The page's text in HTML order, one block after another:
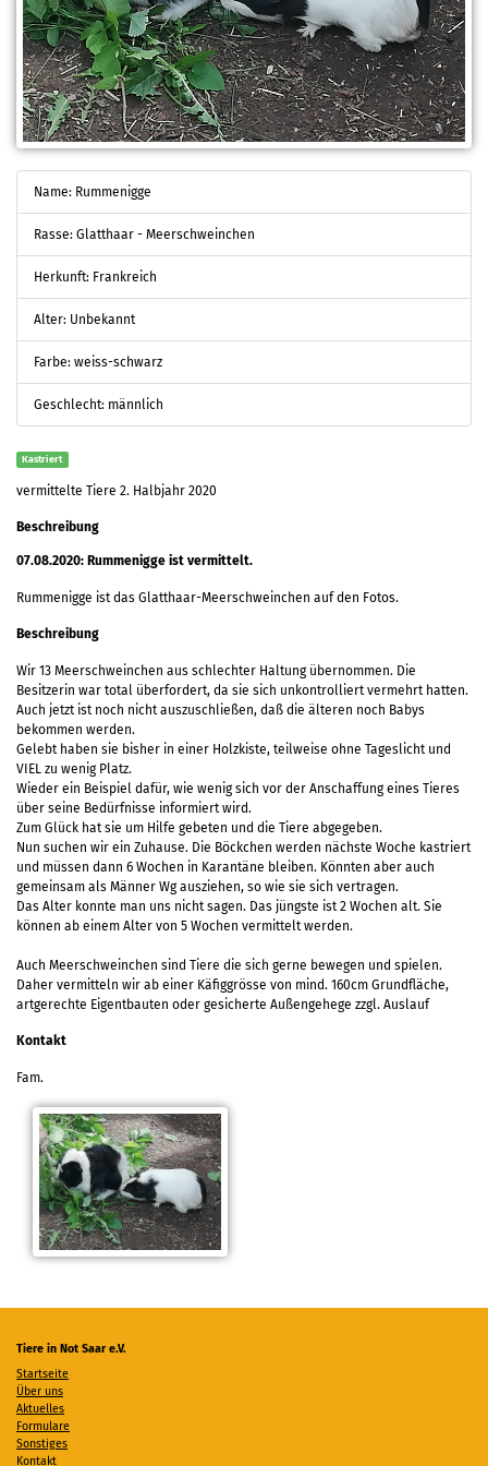
Name: Rummenigge
Rasse: Glatthaar - Meerschweinchen
Herkunft: Frankreich
Alter: Unbekannt
Farbe: weiss-schwarz
Geschlecht: männlich
Kastriert
vermittelte Tiere 2. Halbjahr 2020
Beschreibung
07.08.2020: Rummenigge ist vermittelt.
Rummenigge ist das Glatthaar-Meerschweinchen auf den Fotos.
Beschreibung
Wir 13 Meerschweinchen aus schlechter Haltung übernommen. Die
Besitzerin war total überfordert, da sie sich unkontrolliert vermehrt hatten.
Auch jetzt ist noch nicht auszuschließen, daß die älteren noch Babys
bekommen werden.
Gelebt haben sie bisher in einer Holzkiste, teilweise ohne Tageslicht und
VIEL zu wenig Platz.
Wieder ein Beispiel dafür, wie wenig sich vor der Anschaffung eines Tieres
über seine Bedürfnisse informiert wird.
Zum Glück hat sie um Hilfe gebeten und die Tiere abgegeben.
Nun suchen wir ein Zuhause. Die Böckchen werden nächste Woche kastriert
und müssen dann 6 Wochen in Karantäne bleiben. Könnten aber auch
gemeinsam als Männer Wg ausziehen, so wie sie sich vertragen.
Das Alter konnte man uns nicht sagen. Das jüngste ist 2 Wochen alt. Sie
können ab einem Alter von 5 Wochen vermittelt werden.
Auch Meerschweinchen sind Tiere die sich gerne bewegen und spielen.
Daher vermitteln wir ab einer Käfiggrösse von mind. 160cm Grundfläche,
artgerechte Eigentbauten oder gesicherte Außengehege zzgl. Auslauf
Kontakt
Fam.
Tiere in Not Saar e.V.
Startseite
Über uns
Aktuelles
Formulare
Sonstiges
Kontakt